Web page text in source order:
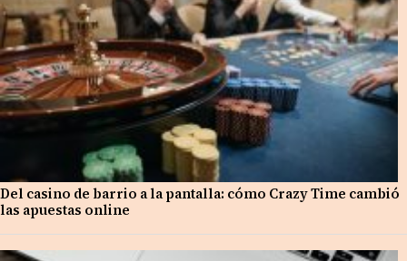
Del casino de barrio a la pantalla: cómo Crazy Time cambió
las apuestas online